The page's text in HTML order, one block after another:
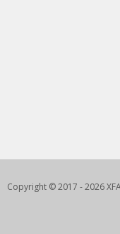
Copyright © 2017 - 2026